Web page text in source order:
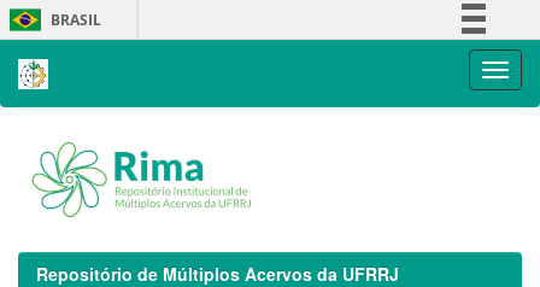
Skip
navigation
BRASIL
Repositório de Múltiplos Acervos da UFRRJ